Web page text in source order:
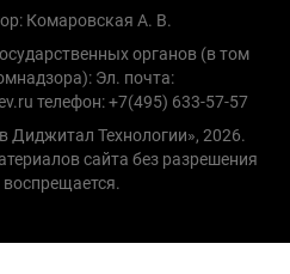
Комаровская А. В.
органов (в том
Эл. почта:
телефон: +7(495) 633-57-57
Диджитал Технологии», 2026.
сайта без разрешения